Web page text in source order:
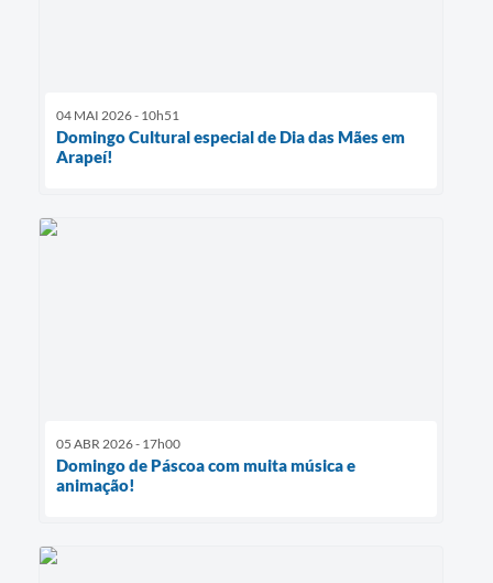
04 MAI 2026 - 10h51
Domingo Cultural especial de Dia das Mães em
Arapeí!
05 ABR 2026 - 17h00
Domingo de Páscoa com muita música e
animação!